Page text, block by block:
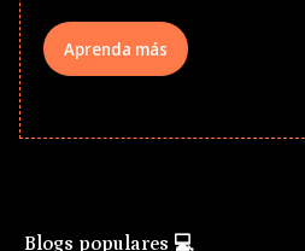
Aprenda más
Blogs populares 💻